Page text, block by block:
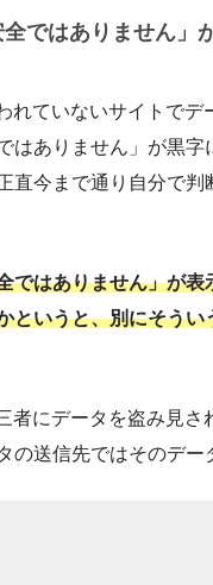
ではありません」
れていないサイトでデ
はありません」が黒字
直今まで通り自分で判
ではありません」が表
というと、別にそうい
者にデータを盗み見さ
の送信先ではそのデー